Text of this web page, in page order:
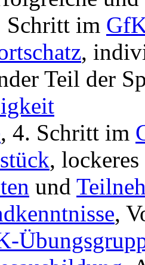
Schritt im
,
Teil der
, 4. Schritt im
,
und
,